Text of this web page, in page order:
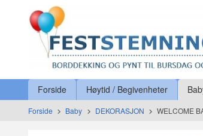
innholdet
Produkter
Forside Høytid / Begivenheter
Forside Baby DEKORASJON WELCOME